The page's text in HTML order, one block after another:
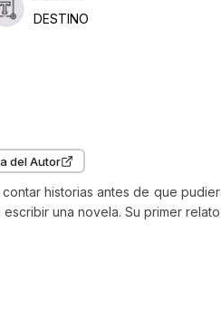
DESTINO
del Autor
historias antes de que
una novela. Su primer relato